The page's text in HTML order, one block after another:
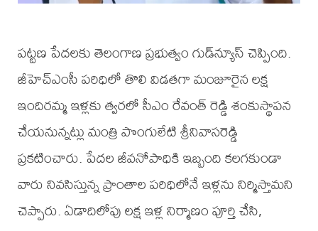
పట్టణ పేదలకు తెలంగాణ ప్రభుత్వం గుడ్‌న్యూస్ చెప్పింది.
జీహెచ్‌ఎంసీ పరిధిలో తొలి విడతగా మంజూరైన లక్ష
ఇందిరమ్మ ఇళ్లకు త్వరలో సీఎం రేవంత్ రెడ్డి శంకుస్థాపన
చేయనున్నట్లు మంత్రి పొంగులేటి శ్రీనివాసరెడ్డి
ప్రకటించారు. పేదల జీవనోపాధికి ఇబ్బంది కలగకుండా
వారు నివసిస్తున్న ప్రాంతాల పరిధిలోనే ఇళ్లను నిర్మిస్తామని
చెప్పారు. ఏడాదిలోపు లక్ష ఇళ్ల నిర్మాణం పూర్తి చేసి,